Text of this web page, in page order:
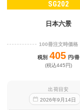
SG202
日本六景
100冊注文時価格
税別 405 円/冊
(税込445円)
出荷目安
2026年9 月14日